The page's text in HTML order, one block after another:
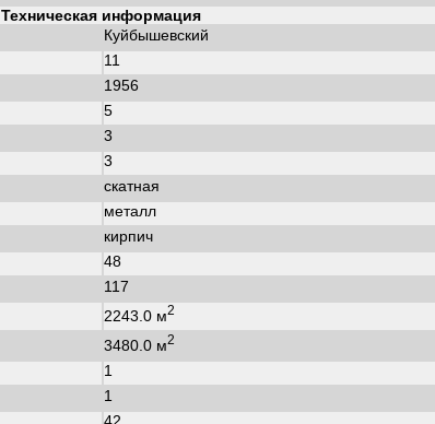
Техническая информация
Куйбышевский
11
1956
5
3
3
скатная
металл
кирпич
48
117
2243.0 м2
3480.0 м2
1
1